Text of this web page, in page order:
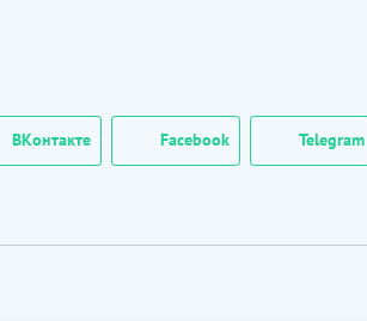
ВКонтакте Facebook Telegram